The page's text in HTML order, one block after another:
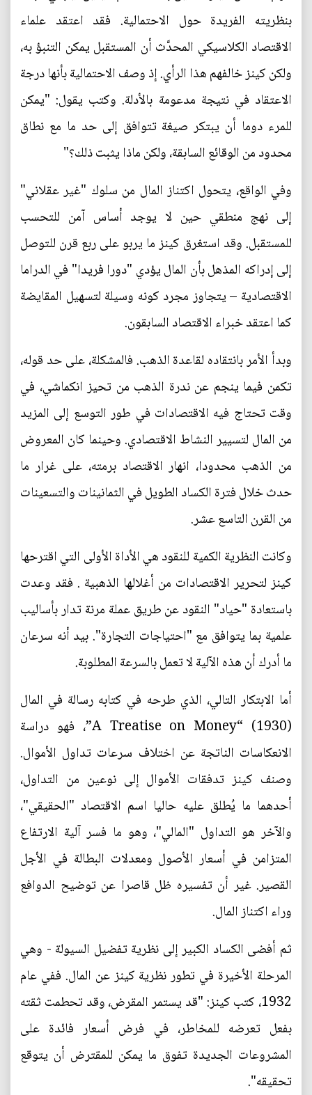
بنظريته الفريدة حول الاحتمالية. فقد اعتقد علماء
الاقتصاد الكلاسيكي المحدَّث أن المستقبل يمكن التنبؤ به،
ولكن كينز خالفهم هذا الرأي. إذ وصف الاحتمالية بأنها درجة
الاعتقاد في نتيجة مدعومة بالأدلة. وكتب يقول: "يمكن
للمرء دوما أن يبتكر صيغة تتوافق إلى حد ما مع نطاق
محدود من الوقائع السابقة، ولكن ماذا يثبت ذلك؟"
وفي الواقع، يتحول اكتناز المال من سلوك "غير عقلاني"
إلى نهج منطقي حين لا يوجد أساس آمن للتحسب
للمستقبل. وقد استغرق كينز ما يربو على ربع قرن للتوصل
إلى إدراكه المذهل بأن المال يؤدي "دورا فريدا" في الدراما
الاقتصادية – يتجاوز مجرد كونه وسيلة لتسهيل المقايضة
كما اعتقد خبراء الاقتصاد السابقون.
وبدأ الأمر بانتقاده لقاعدة الذهب. فالمشكلة، على حد قوله،
تكمن فيما ينجم عن ندرة الذهب من تحيز انكماشي، في
وقت تحتاج فيه الاقتصادات في طور التوسع إلى المزيد
من المال لتسيير النشاط الاقتصادي. وحينما كان المعروض
من الذهب محدودا، انهار الاقتصاد برمته، على غرار ما
حدث خلال فترة الكساد الطويل في الثمانينات والتسعينات
من القرن التاسع عشر.
وكانت النظرية الكمية للنقود هي الأداة الأولى التي اقترحها
كينز لتحرير الاقتصادات من أغلالها الذهبية . فقد وعدت
باستعادة "حياد" النقود عن طريق عملة مرنة تدار بأساليب
علمية بما يتوافق مع "احتياجات التجارة". بيد أنه سرعان
ما أدرك أن هذه الآلية لا تعمل بالسرعة المطلوبة.
أما الابتكار التالي، الذي طرحه في كتابه رسالة في المال
(1930) “A Treatise on Money”، فهو دراسة
الانعكاسات الناتجة عن اختلاف سرعات تداول الأموال.
وصنف كينز تدفقات الأموال إلى نوعين من التداول،
أحدهما ما يُطلق عليه حاليا اسم الاقتصاد "الحقيقي"،
والآخر هو التداول "المالي"، وهو ما فسر آلية الارتفاع
المتزامن في أسعار الأصول ومعدلات البطالة في الأجل
القصير. غير أن تفسيره ظل قاصرا عن توضيح الدوافع
وراء اكتناز المال.
ثم أفضى الكساد الكبير إلى نظرية تفضيل السيولة - وهي
المرحلة الأخيرة في تطور نظرية كينز عن المال. ففي عام
1932، كتب كينز: "قد يستمر المقرض، وقد تحطمت ثقته
بفعل تعرضه للمخاطر، في فرض أسعار فائدة على
المشروعات الجديدة تفوق ما يمكن للمقترض أن يتوقع
تحقيقه".